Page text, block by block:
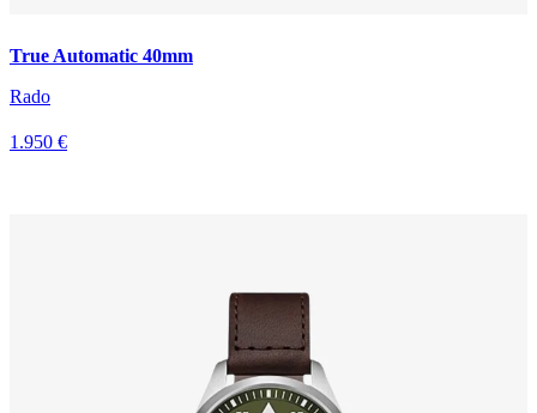
True Automatic 40mm
Rado
1.950 €